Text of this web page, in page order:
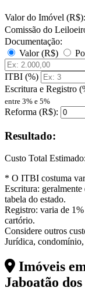
Valor do Imóvel (R$):
Comissão do
Documentação:
Valor (R$)
ITBI (%)
Escritura e Registro
entre 3% e 5%
Reforma (R$):
Resultado:
Custo Total Estimado:
* O ITBI costuma
Escritura:
tabela do estado.
Registro: varia de
cartório.
Considere outros
Jurídica, condomínio,
Imóveis
Jaboatão